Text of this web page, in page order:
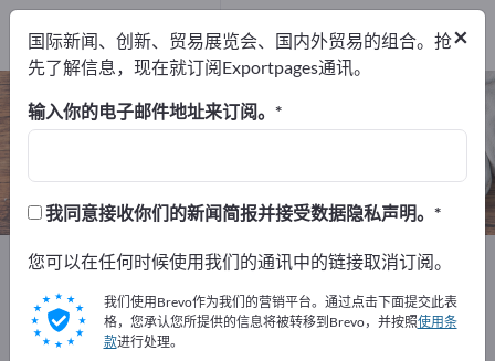
花瓶 – 查找制造商和供应商
3 3
出口商3
制造商3
Exportpages 家庭日用品和住宅 家庭配件 花瓶
在Exportpages免費刊登廣告！
×
国际新闻、创新、贸易展览会、国内外贸易的组合。抢
先了解信息，现在就订阅Exportpages通讯。
输入你的电子邮件地址来订阅。
我同意接收你们的新闻简报并接受数据隐私声明。
您可以在任何时候使用我们的通讯中的链接取消订阅。
我们使用Brevo作为我们的营销平台。通过点击下面提交此表
格，您承认您所提供的信息将被转移到Brevo，并按照使用条
款进行处理。